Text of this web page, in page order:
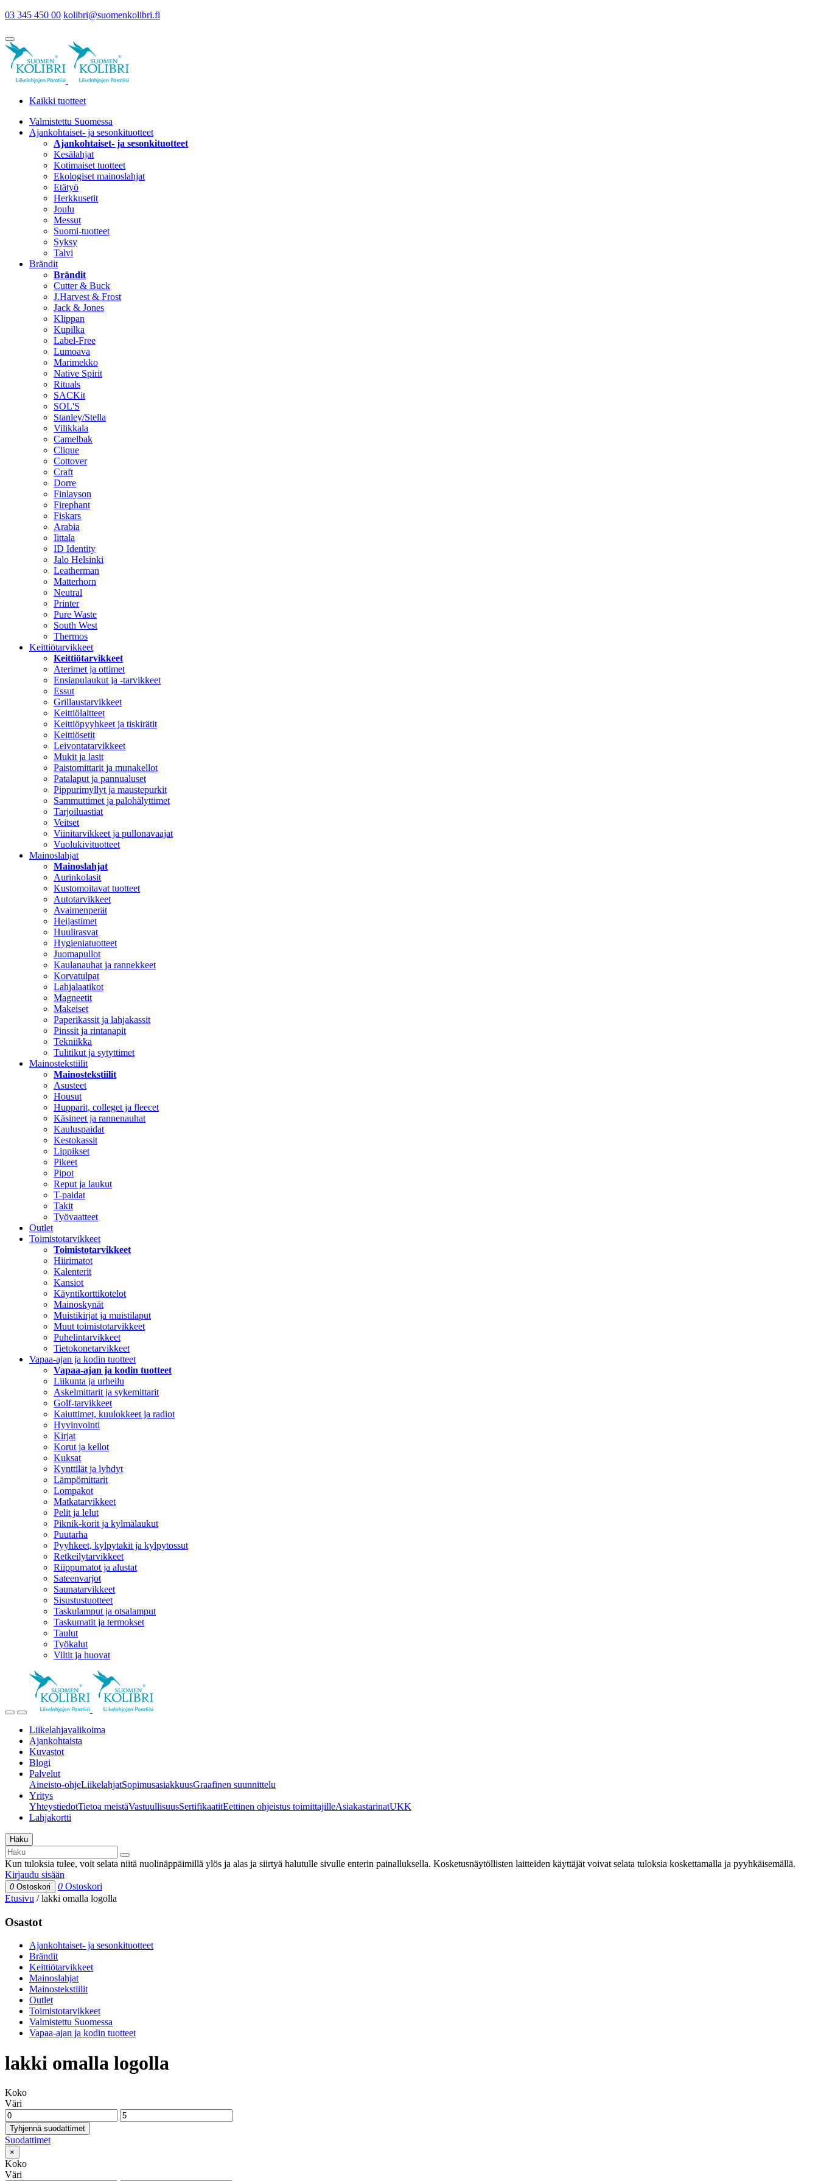
03 345 450 00 kolibri@suomenkolibri.fi
Kaikki tuotteet
Valmistettu Suomessa
Ajankohtaiset- ja sesonkituotteet
Ajankohtaiset- ja sesonkituotteet
Kesälahjat
Kotimaiset tuotteet
Ekologiset mainoslahjat
Etätyö
Herkkusetit
Joulu
Messut
Suomi-tuotteet
Syksy
Talvi
Brändit
Brändit
Cutter & Buck
J.Harvest & Frost
Jack & Jones
Klippan
Kupilka
Label-Free
Lumoava
Marimekko
Native Spirit
Rituals
SACKit
SOL'S
Stanley/Stella
Vilikkala
Camelbak
Clique
Cottover
Craft
Dorre
Finlayson
Firephant
Fiskars
Arabia
Iittala
ID Identity
Jalo Helsinki
Leatherman
Matterhorn
Neutral
Printer
Pure Waste
South West
Thermos
Keittiötarvikkeet
Keittiötarvikkeet
Aterimet ja ottimet
Ensiapulaukut ja -tarvikkeet
Essut
Grillaustarvikkeet
Keittiölaitteet
Keittiöpyyhkeet ja tiskirätit
Keittiösetit
Leivontatarvikkeet
Mukit ja lasit
Paistomittarit ja munakellot
Patalaput ja pannualuset
Pippurimyllyt ja maustepurkit
Sammuttimet ja palohälyttimet
Tarjoiluastiat
Veitset
Viinitarvikkeet ja pullonavaajat
Vuolukivituotteet
Mainoslahjat
Mainoslahjat
Aurinkolasit
Kustomoitavat tuotteet
Autotarvikkeet
Avaimenperät
Heijastimet
Huulirasvat
Hygieniatuotteet
Juomapullot
Kaulanauhat ja rannekkeet
Korvatulpat
Lahjalaatikot
Magneetit
Makeiset
Paperikassit ja lahjakassit
Pinssit ja rintanapit
Tekniikka
Tulitikut ja sytyttimet
Mainostekstiilit
Mainostekstiilit
Asusteet
Housut
Hupparit, colleget ja fleecet
Käsineet ja rannenauhat
Kauluspaidat
Kestokassit
Lippikset
Pikeet
Pipot
Reput ja laukut
T-paidat
Takit
Työvaatteet
Outlet
Toimistotarvikkeet
Toimistotarvikkeet
Hiirimatot
Kalenterit
Kansiot
Käyntikorttikotelot
Mainoskynät
Muistikirjat ja muistilaput
Muut toimistotarvikkeet
Puhelintarvikkeet
Tietokonetarvikkeet
Vapaa-ajan ja kodin tuotteet
Vapaa-ajan ja kodin tuotteet
Liikunta ja urheilu
Askelmittarit ja sykemittarit
Golf-tarvikkeet
Kaiuttimet, kuulokkeet ja radiot
Hyvinvointi
Kirjat
Korut ja kellot
Kuksat
Kynttilät ja lyhdyt
Lämpömittarit
Lompakot
Matkatarvikkeet
Pelit ja lelut
Piknik-korit ja kylmälaukut
Puutarha
Pyyhkeet, kylpytakit ja kylpytossut
Retkeilytarvikkeet
Riippumatot ja alustat
Sateenvarjot
Saunatarvikkeet
Sisustustuotteet
Taskulamput ja otsalamput
Taskumatit ja termokset
Taulut
Työkalut
Viltit ja huovat
Liikelahjavalikoima
Ajankohtaista
Kuvastot
Blogi
Palvelut
Aineisto-ohjeLiikelahjatSopimusasiakkuusGraafinen suunnittelu
Yritys
YhteystiedotTietoa meistäVastuullisuusSertifikaatitEettinen ohjeistus toimittajilleAsiakastarinatUKK
Lahjakortti
Haku
Kun tuloksia tulee, voit selata niitä nuolinäppäimillä ylös ja alas ja siirtyä halutulle sivulle enterin painalluksella. Kosketusnäytöllisten laitteiden käyttäjät voivat selata tuloksia koskettamalla ja pyyhkäisemällä.
Kirjaudu sisään
0 Ostoskori 0 Ostoskori
Etusivu /lakki omalla logolla
Osastot
Ajankohtaiset- ja sesonkituotteet
Brändit
Keittiötarvikkeet
Mainoslahjat
Mainostekstiilit
Outlet
Toimistotarvikkeet
Valmistettu Suomessa
Vapaa-ajan ja kodin tuotteet
lakki omalla logolla
Koko
Väri
Tyhjennä suodattimet
Suodattimet
×
Koko
Väri